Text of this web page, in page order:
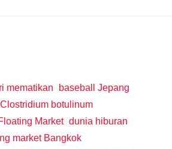
mematikan
baseball Jepang
Clostridium botulinum
Market dunia hiburan
market Bangkok